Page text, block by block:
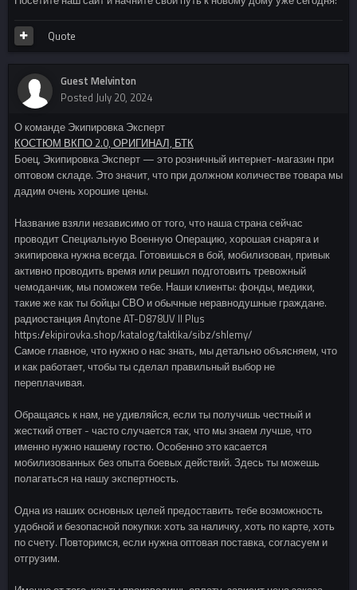
Quote
Guest Melvinton
Posted July 20, 2024
О команде Экипировка Эксперт
КОСТЮМ ВКПО 2.0, ОРИГИНАЛ, БТК
Боец, Экипировка Эксперт — это розничный интернет-магазин при
оптовом складе. Это значит, что при должном количестве товара мы
дадим очень хорошие цены.
Название взяли независимо от того, что наша страна сейчас
проводит Специальную Военную Операцию, хорошая снаряга и
экипировка нужна всегда. Готовишься в бой, мобилизован, привык
активно проводить время или решил подготовить тревожный
чемоданчик, мы поможем тебе. Наши клиенты: фонды, медики,
такие же как ты бойцы СВО и обычные неравнодушные граждане.
радиостанция Anytone AT-D878UV II Plus
https://ekipirovka.shop/katalog/taktika/sibz/shlemy/
Самое главное, что нужно о нас знать, мы детально объясняем, что
и как работает, чтобы ты сделал правильный выбор не
переплачивая.
Обращаясь к нам, не удивляйся, если ты получишь честный и
жесткий ответ - часто случается так, что мы знаем лучше, что
именно нужно нашему гостю. Особенно это касается
мобилизованных без опыта боевых действий. Здесь ты можешь
полагаться на нашу экспертность.
Одна из наших основных целей предоставить тебе возможность
удобной и безопасной покупки: хоть за наличку, хоть по карте, хоть
по счету. Повторимся, если нужна оптовая поставка, согласуем и
отгрузим.